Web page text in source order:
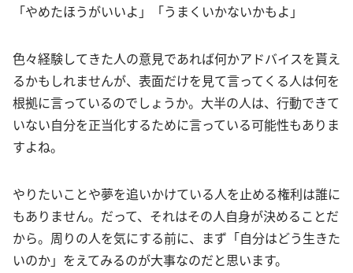
「やめたほうがいいよ」「うまくいかないかもよ」
色々経験してきた人の意見であれば何かアドバイスを貰え
るかもしれませんが、表面だけを見て言ってくる人は何を
根拠に言っているのでしょうか。大半の人は、行動できて
いない自分を正当化するために言っている可能性もありま
すよね。
やりたいことや夢を追いかけている人を止める権利は誰に
もありません。だって、それはその人自身が決めることだ
から。周りの人を気にする前に、まず「自分はどう生きた
いのか」をえてみるのが大事なのだと思います。